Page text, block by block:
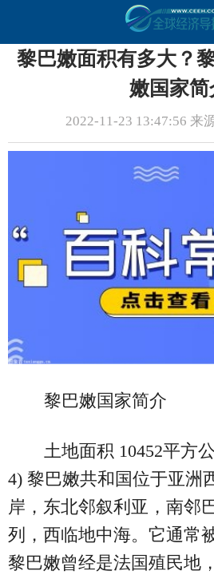
黎巴嫩面积有多大？
嫩国家简
2022-11-23 13:47:56 来
黎巴嫩国家简介
土地面积 10452平方
4) 黎巴嫩共和国位于亚洲
岸，东北邻叙利亚，南邻
列，西临地中海。它通常
黎巴嫩曾经是法国殖民地